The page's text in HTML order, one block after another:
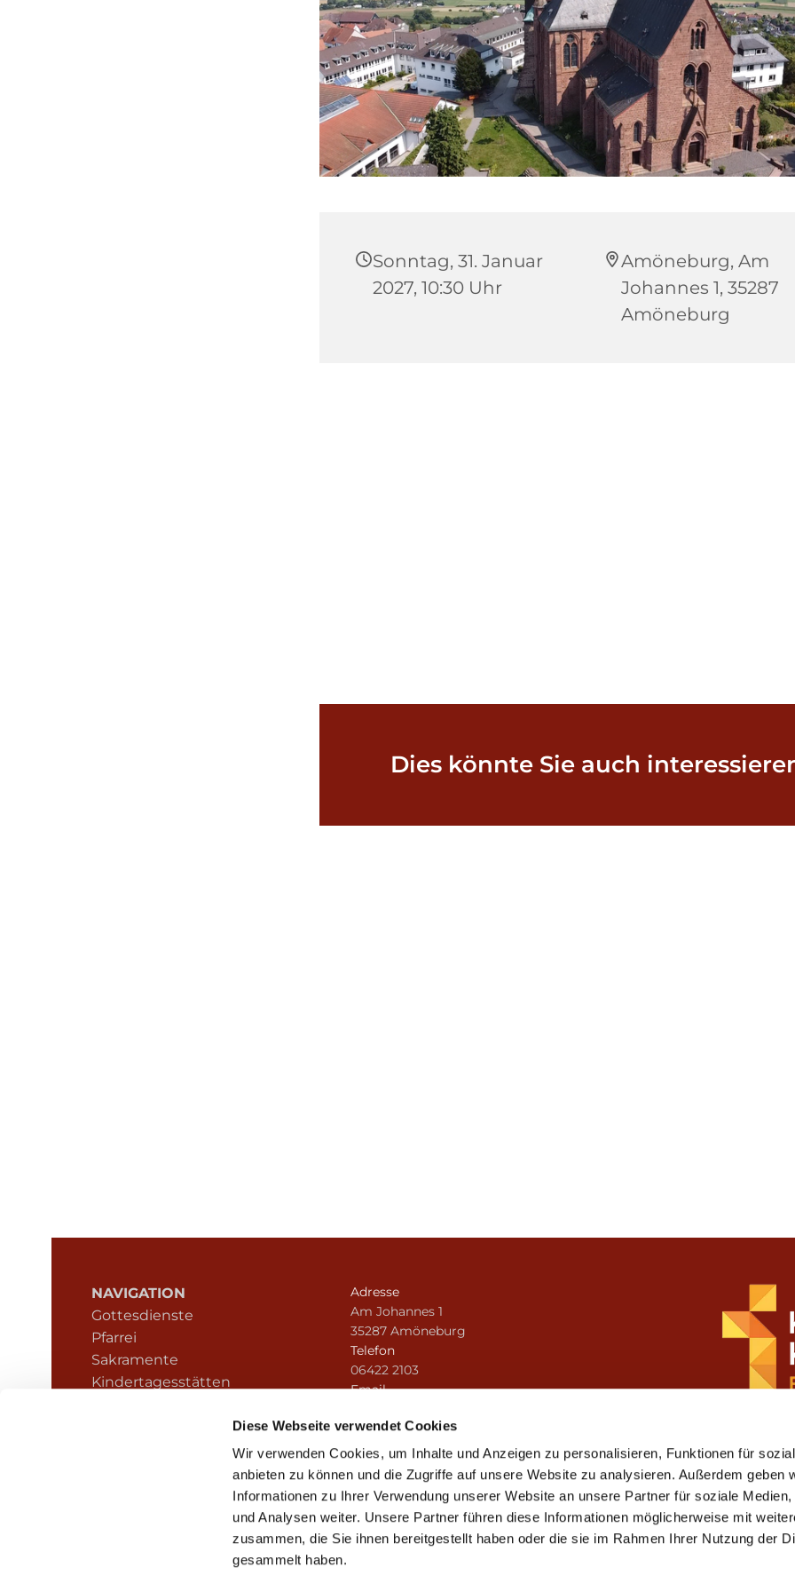
Diese Webseite verwendet Cookies
Wir verwenden Cookies, um Inhalte und Anzeigen zu personalisieren, Funktionen für
anbieten zu können und die Zugriffe auf unsere Website zu analysieren. Außerdem geben
Informationen zu Ihrer Verwendung unserer Website an unsere Partner für soziale Medien,
und Analysen weiter. Unsere Partner führen diese Informationen möglicherweise mit
zusammen, die Sie ihnen bereitgestellt haben oder die sie im Rahmen Ihrer Nutzung der
gesammelt haben.
Sonntag, 31. Januar
2027, 10:30 Uhr
Amöneburg, Am
Johannes 1, 35287
Amöneburg
Dies könnte Sie auch
NAVIGATION
Gottesdienste
Pfarrei
Sakramente
Kindertagesstätten
Hinweisgeberschutz
Adresse
Am Johannes 1
35287 Amöneburg
Telefon
06422 2103
Email
Impressum Datenschutzerklärung ChurchDesk-